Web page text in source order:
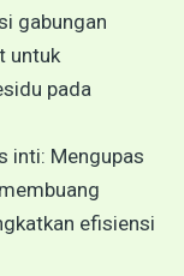
gabungan
untuk
pada
inti: Mengupas
efisiensi